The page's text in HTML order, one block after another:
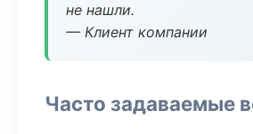
не нашли.
— Клиент компании
Часто задаваемые